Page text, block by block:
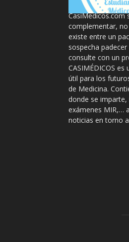
La información
CasiMedicos.com
complementar,
existe entre un
sospecha
consulte con un
CASIMÉDICOS
útil para los
de Medicina.
donde se
exámenes MIR,…
noticias en torno